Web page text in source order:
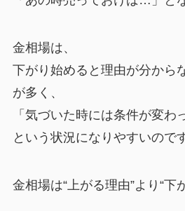
金相場は、
下がり始めると理由が分から
が多く、
「気づいた時には条件が変わ
という状況になりやすいので
金相場は“上がる理由”より“下